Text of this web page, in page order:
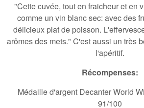
"Cette cuvée, tout en fraicheur et en
comme un vin blanc sec: avec des
délicieux plat de poisson.
arômes des mets." C'est aussi un très
l'apéritif.
Récompenses:
Médaille d'argent Decanter World
91/100